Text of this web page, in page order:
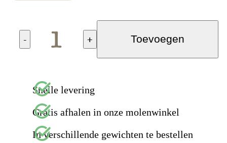
- + Toevoegen
Snelle levering
Gratis afhalen in onze molenwinkel
In verschillende gewichten te bestellen